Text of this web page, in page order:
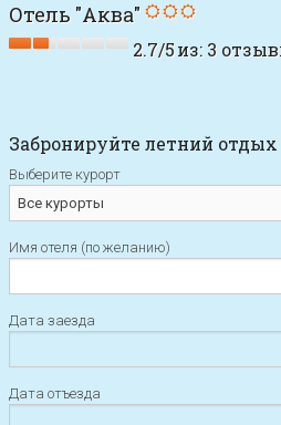
Отель "Аква"
2.7/5из:3
Забронируйте летний отдых
Выберите курорт
Имя отеля (по желанию)
Дата заезда
Дата отъезда